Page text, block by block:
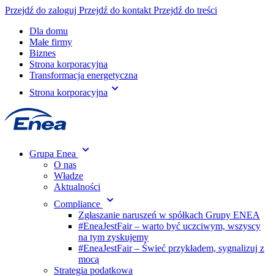
Przejdź do zaloguj Przejdź do kontakt Przejdź do treści
Dla domu
Małe firmy
Biznes
Strona korporacyjna
Transformacja energetyczna
Strona korporacyjna
Grupa Enea
O nas
Władze
Aktualności
Compliance
Zgłaszanie naruszeń w spółkach Grupy ENEA
#EneaJestFair – warto być uczciwym, wszyscy
na tym zyskujemy
#EneaJestFair – Świeć przykładem, sygnalizuj z
mocą
Strategia podatkowa